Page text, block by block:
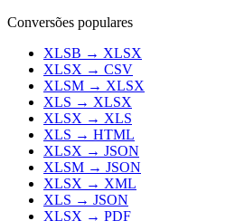
Conversões populares
XLSB → XLSX
XLSX → CSV
XLSM → XLSX
XLS → XLSX
XLSX → XLS
XLS → HTML
XLSX → JSON
XLSM → JSON
XLSX → XML
XLS → JSON
XLSX → PDF